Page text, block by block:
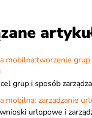
mobilna:tworzenie grup
grup i sposób
mobilna: zarządzanie
wnioski urlopowe i